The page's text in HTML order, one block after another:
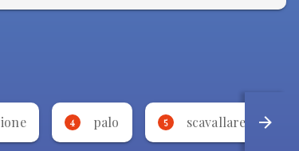
4 palo 5 scavallare